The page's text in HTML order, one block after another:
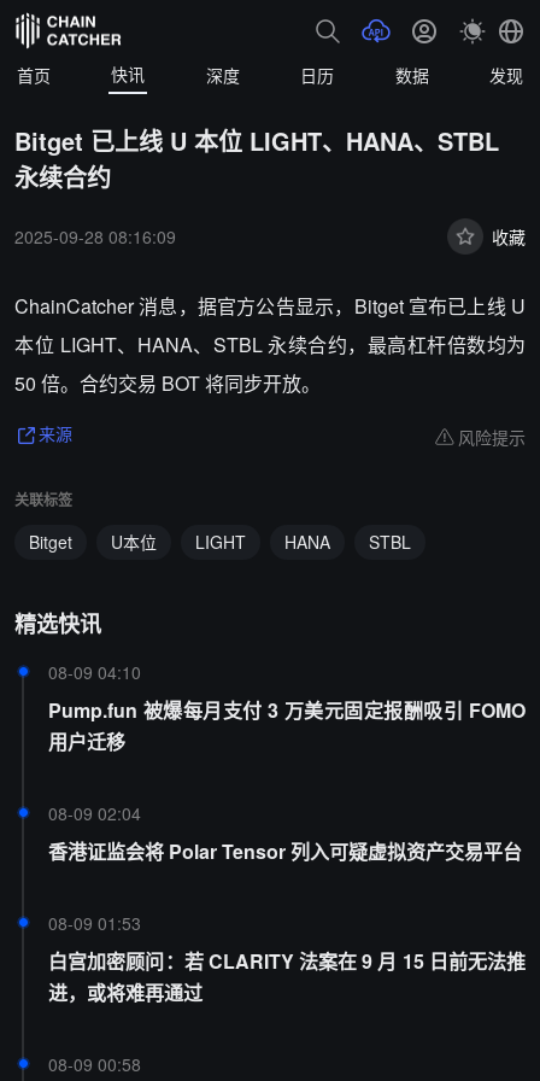
首页 快讯 深度 日历 数据 发现
Bitget 已上线 U 本位 LIGHT、HANA、STBL
永续合约
2025-09-28 08:16:09 收藏
ChainCatcher 消息，据官方公告显示，Bitget 宣布已上线 U
本位 LIGHT、HANA、STBL 永续合约，最高杠杆倍数均为
50 倍。合约交易 BOT 将同步开放。
来源 风险提示
关联标签
Bitget U本位 LIGHT HANA STBL
精选快讯
08-09 04:10
Pump.fun 被爆每月支付 3 万美元固定报酬吸引 FOMO
用户迁移
08-09 02:04
香港证监会将 Polar Tensor 列入可疑虚拟资产交易平台
08-09 01:53
白宫加密顾问：若 CLARITY 法案在 9 月 15 日前无法推
进，或将难再通过
08-09 00:58